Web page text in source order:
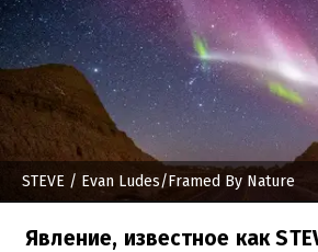
STEVE / Evan Ludes/Framed By Nature
Явление, известное как